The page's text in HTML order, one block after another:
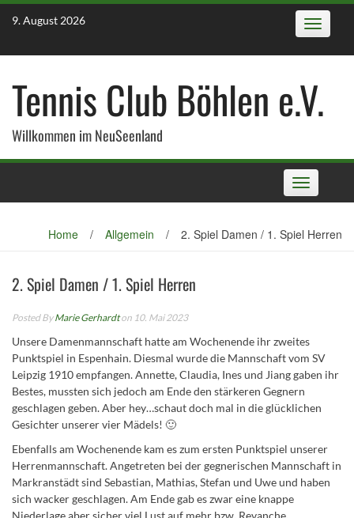
Skip
9. August 2026 Toggle
Tennis Club Böhlen e.V.
Willkommen im NeuSeenland
Toggle
navigation
Home / Allgemein / 2. Spiel Damen / 1. Spiel Herren
2. Spiel Damen / 1. Spiel Herren
Posted ByMarie Gerhardton 10. Mai 2023
Unsere Damenmannschaft hatte am Wochenende ihr zweites
Punktspiel in Espenhain. Diesmal wurde die Mannschaft vom SV
Leipzig 1910 empfangen. Annette, Claudia, Ines und Jiang gaben ihr
Bestes, mussten sich jedoch am Ende den stärkeren Gegnern
geschlagen geben. Aber hey…schaut doch mal in die glücklichen
Gesichter unserer vier Mädels! 🙂
Ebenfalls am Wochenende kam es zum ersten Punktspiel unserer
Herrenmannschaft. Angetreten bei der gegnerischen Mannschaft in
Markranstädt sind Sebastian, Mathias, Stefan und Uwe und haben
sich wacker geschlagen. Am Ende gab es zwar eine knappe
Niederlage aber sicher viel Lust auf mehr bzw. Revanche.